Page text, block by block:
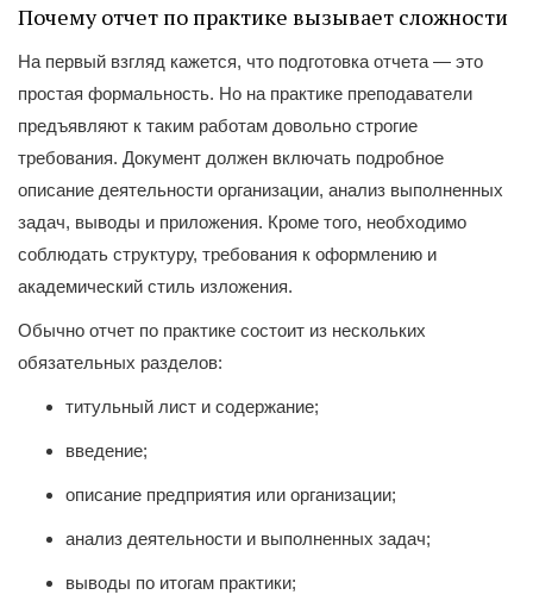
Почему отчет по практике вызывает сложности
На первый взгляд кажется, что подготовка отчета — это
простая формальность. Но на практике преподаватели
предъявляют к таким работам довольно строгие
требования. Документ должен включать подробное
описание деятельности организации, анализ выполненных
задач, выводы и приложения. Кроме того, необходимо
соблюдать структуру, требования к оформлению и
академический стиль изложения.
Обычно отчет по практике состоит из нескольких
обязательных разделов:
титульный лист и содержание;
введение;
описание предприятия или организации;
анализ деятельности и выполненных задач;
выводы по итогам практики;